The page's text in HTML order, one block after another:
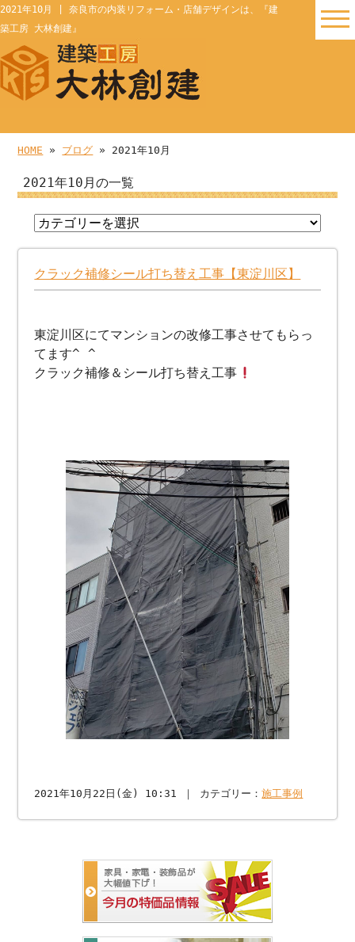
2021年10月 | 奈良市の内装リフォーム・店舗デザインは、『建
築工房 大林創建』
HOME » ブログ » 2021年10月
2021年10月の一覧
クラック補修シール打ち替え工事【東淀川区】
東淀川区にてマンションの改修工事させてもらっ
てます^ ^
クラック補修＆シール打ち替え工事
2021年10月22日(金) 10:31 ｜ カテゴリー：施工事例